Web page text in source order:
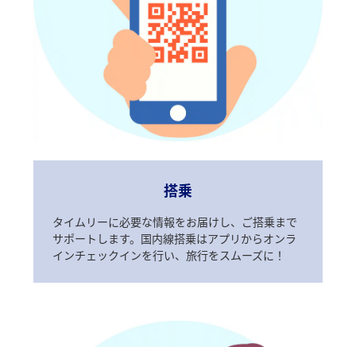
搭乗
タイムリーに必要な情報をお届けし、ご搭乗まで
サポートします。国内線搭乗はアプリからオンラ
インチェックインを行い、旅行をスムーズに！